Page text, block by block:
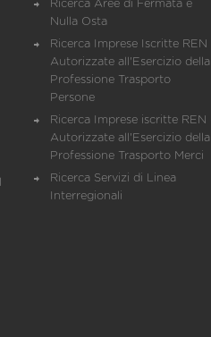
Ricerca Aree di Fermata e
Nulla Osta
Ricerca Imprese Iscritte REN
Autorizzate all'Esercizio della
Professione Trasporto
Persone
Ricerca Imprese iscritte REN
Autorizzate all'Esercizio della
Professione Trasporto Merci
Ricerca Servizi di Linea
Interregionali